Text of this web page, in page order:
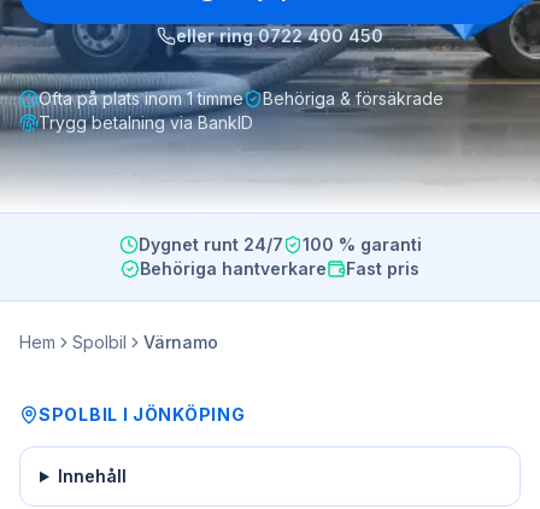
eller ring0722 400 450
Ofta på plats inom 1 timme
Behöriga & försäkrade
Trygg betalning via BankID
Dygnet runt 24/7
100 % garanti
Behöriga hantverkare
Fast pris
Hem Spolbil Värnamo
SPOLBIL I JÖNKÖPING
Innehåll